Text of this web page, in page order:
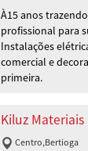
À15 anos
profissional para
Instalações
comercial e
primeira.
Kiluz
Centro,Bertioga